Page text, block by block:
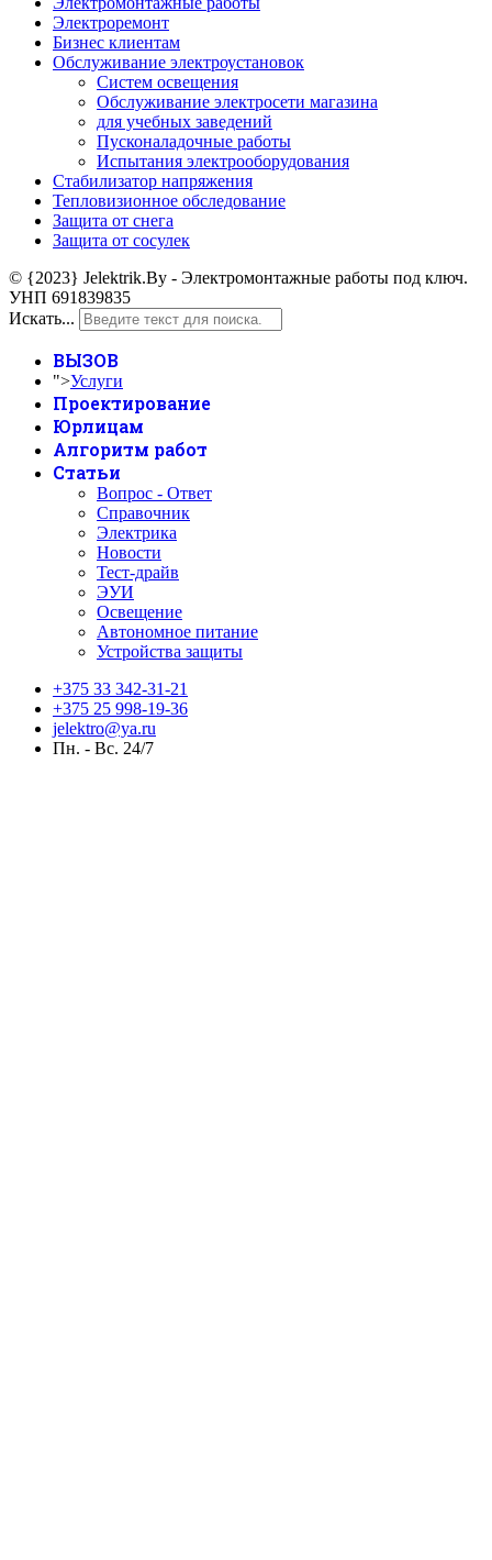
Электроремонт
Бизнес клиентам
Обслуживание электроустановок
Систем освещения
Обслуживание электросети магазина
для учебных заведений
Пусконаладочные работы
Испытания электрооборудования
Стабилизатор напряжения
Тепловизионное обследование
Защита от снега
Защита от сосулек
© {2023} Jelektrik.By - Электромонтажные работы под ключ.
УНП 691839835
Искать...
ВЫЗОВ
">Услуги
Проектирование
Юрлицам
Алгоритм работ
Статьи
Вопрос - Ответ
Справочник
Электрика
Новости
Тест-драйв
ЭУИ
Освещение
Автономное питание
Устройства защиты
+375 33 342-31-21
+375 25 998-19-36
jelektro@ya.ru
Пн. - Вс. 24/7